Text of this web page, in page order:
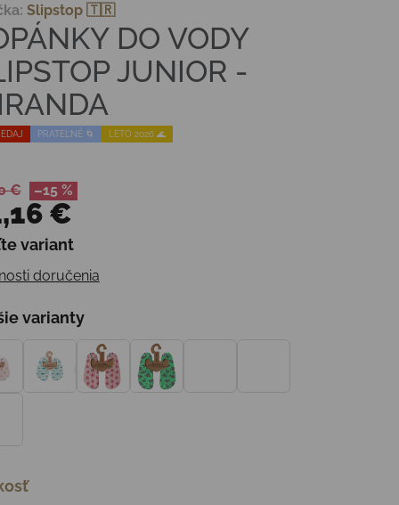
PRATEĽNÉ 🌀 LETO 2026 🌊
DO VODY
JUNIOR -
Slipstop 🇹🇷
€ –15 %
€
cena:
variant
doručenia
varianty